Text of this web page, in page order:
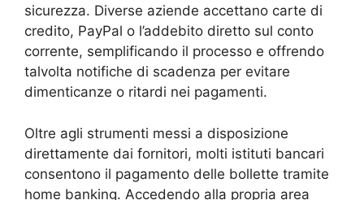
sicurezza. Diverse aziende accettano carte di
credito, PayPal o l’addebito diretto sul conto
corrente, semplificando il processo e offrendo
talvolta notifiche di scadenza per evitare
dimenticanze o ritardi nei pagamenti.
Oltre agli strumenti messi a disposizione
direttamente dai fornitori, molti istituti bancari
consentono il pagamento delle bollette tramite
home banking. Accedendo alla propria area